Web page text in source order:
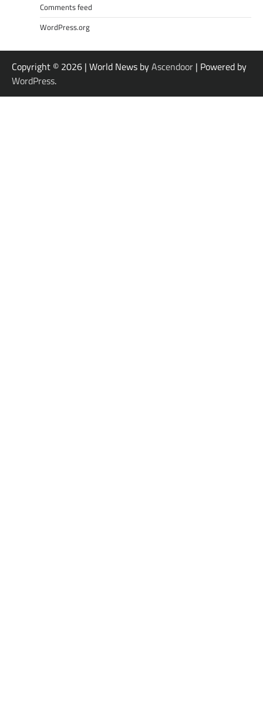
Comments feed
WordPress.org
Copyright © 2026 | World News byAscendoor | Powered by
WordPress.